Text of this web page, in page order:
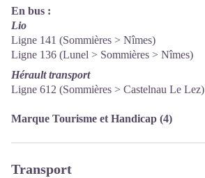
En bus :
Lio
Ligne 141 (Sommières > Nîmes)
Ligne 136 (Lunel > Sommières > Nîmes)
Hérault transport
Ligne 612 (Sommières > Castelnau Le Lez)
Marque Tourisme et Handicap (4)
Transport